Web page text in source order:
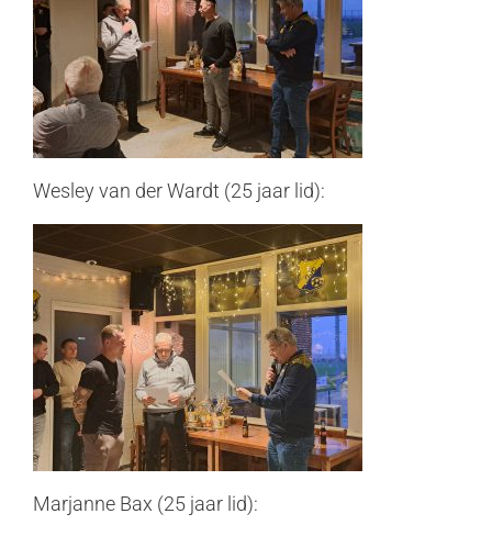
Wesley van der Wardt (25 jaar lid):
Marjanne Bax (25 jaar lid):